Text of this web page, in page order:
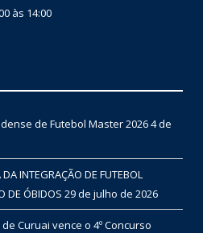
às 14:00
de Futebol Master 20264 de
INTEGRAÇÃO DE FUTEBOL
DE ÓBIDOS 29 de julho de 2026
Curuai vence o 4º Concurso